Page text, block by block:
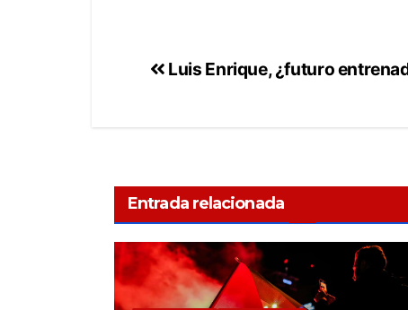
Luis Enrique, ¿futuro
Entrada relacionada